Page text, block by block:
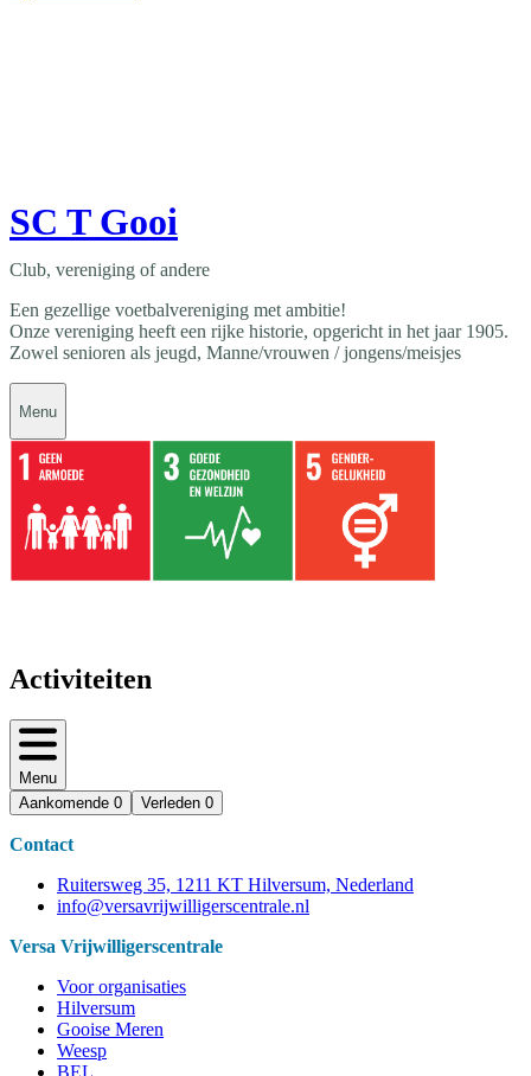
SC T Gooi
Club, vereniging of andere
Een gezellige voetbalvereniging met ambitie!
Onze vereniging heeft een rijke historie, opgericht in het jaar 1905.
Zowel senioren als jeugd, Manne/vrouwen / jongens/meisjes
Menu
Activiteiten
Menu
Aankomende 0 Verleden 0
Contact
Ruitersweg 35, 1211 KT Hilversum, Nederland
info@versavrijwilligerscentrale.nl
Versa Vrijwilligerscentrale
Voor organisaties
Hilversum
Gooise Meren
Weesp